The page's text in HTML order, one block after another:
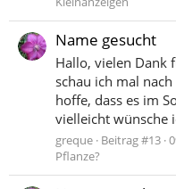
Name gesucht
Hallo, vielen Dank
schau ich mal
hoffe, dass es im
vielleicht wünsche
greque Beitrag #13
Pflanze?